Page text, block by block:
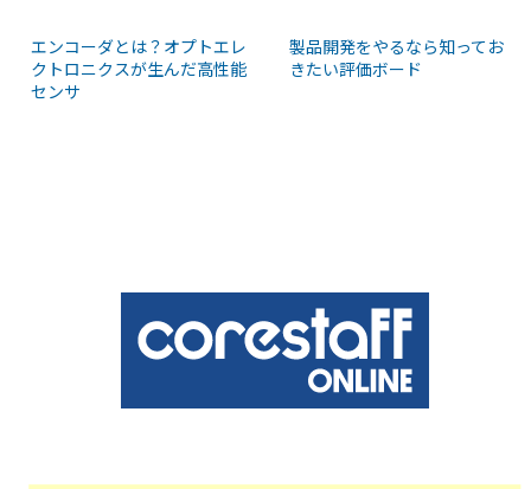
エンコーダとは？オプトエレ
クトロニクスが生んだ高性能
センサ
製品開発をやるなら知ってお
きたい評価ボード